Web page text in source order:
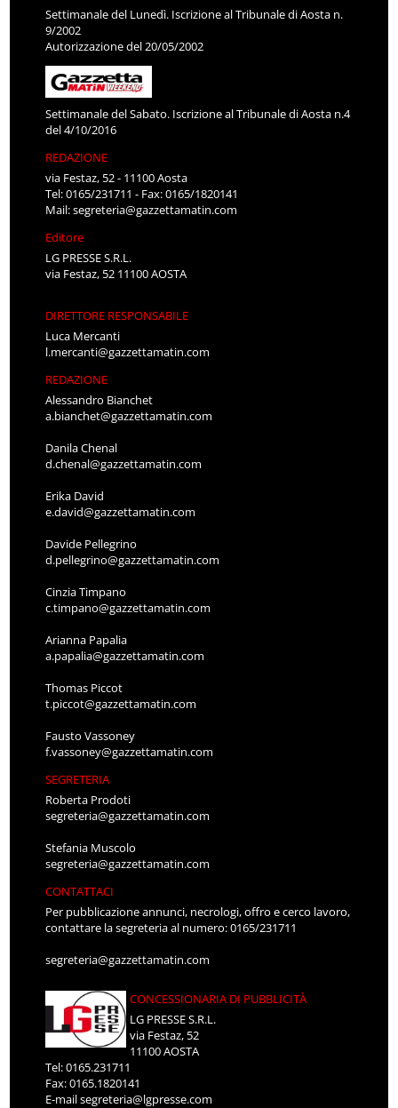
Settimanale del Lunedì. Iscrizione al Tribunale di Aosta n.
9/2002
Autorizzazione del 20/05/2002
Settimanale del Sabato. Iscrizione al Tribunale di Aosta n.4
del 4/10/2016
REDAZIONE
via Festaz, 52 - 11100 Aosta
Tel: 0165/231711 - Fax: 0165/1820141
Mail:segreteria@gazzettamatin.com
Editore
LG PRESSE S.R.L.
via Festaz, 52 11100 AOSTA
DIRETTORE RESPONSABILE
Luca Mercanti
l.mercanti@gazzettamatin.com
REDAZIONE
Alessandro Bianchet
a.bianchet@gazzettamatin.com
Danila Chenal
d.chenal@gazzettamatin.com
Erika David
e.david@gazzettamatin.com
Davide Pellegrino
d.pellegrino@gazzettamatin.com
Cinzia Timpano
c.timpano@gazzettamatin.com
Arianna Papalia
a.papalia@gazzettamatin.com
Thomas Piccot
t.piccot@gazzettamatin.com
Fausto Vassoney
f.vassoney@gazzettamatin.com
SEGRETERIA
Roberta Prodoti
segreteria@gazzettamatin.com
Stefania Muscolo
segreteria@gazzettamatin.com
CONTATTACI
Per pubblicazione annunci, necrologi, offro e cerco lavoro,
contattare la segreteria al numero: 0165/231711
segreteria@gazzettamatin.com
CONCESSIONARIA DI PUBBLICITÀ
LG PRESSE S.R.L.
via Festaz, 52
11100 AOSTA
Tel: 0165.231711
Fax: 0165.1820141
E-mailsegreteria@lgpresse.com